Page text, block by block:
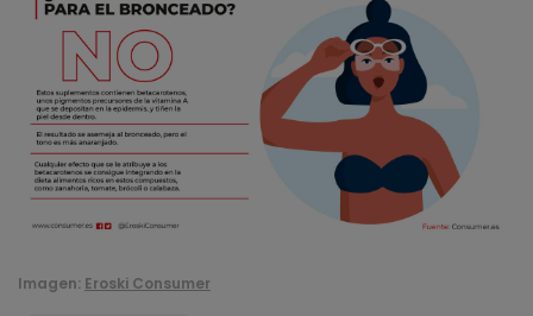
Imagen: Eroski Consumer